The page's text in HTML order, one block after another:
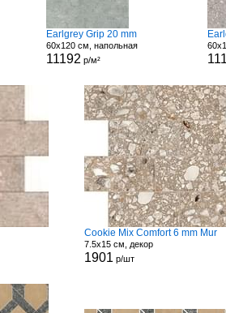
Earlgrey Grip 20 mm
60x120 см, напольная
11192 р/м²
Cookie Mix Comfort 6 mm Mur
7.5x15 см, декор
1901 р/шт